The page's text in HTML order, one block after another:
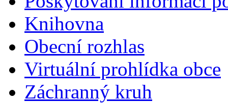
Knihovna
Obecní rozhlas
Virtuální prohlídka obce
Záchranný kruh